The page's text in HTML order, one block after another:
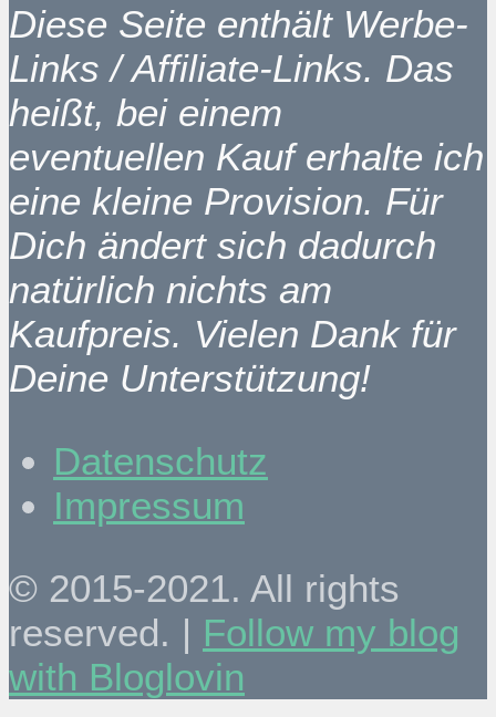
Diese Seite enthält Werbe-
Links / Affiliate-Links. Das
heißt, bei einem
eventuellen Kauf erhalte ich
eine kleine Provision. Für
Dich ändert sich dadurch
natürlich nichts am
Kaufpreis. Vielen Dank für
Deine Unterstützung!
Datenschutz
Impressum
© 2015-2021. All rights
reserved. | Follow my blog
with Bloglovin